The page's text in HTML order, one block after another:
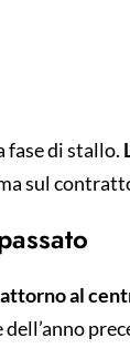
fase di stallo.
sul
al